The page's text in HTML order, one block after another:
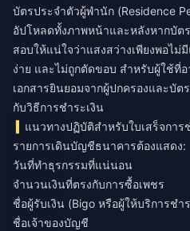
บัตรประจำตัวผู้พำนัก (Residence
อัปโหลดทั้งภาพหน้าและหลังหากบั
สอบให้แน่ใจว่าแสงสว่างเพียงพอไ
ง่าย และไม่ถูกตัดขอบ สำหรับผู้ใช้ที่
เอกสารยินยอมจากผู้ปกครองและบั
กับวิธีการชำระเงิน
แนวทางปฏิบัติสำหรับใบเสร็จการ
รายการเดินบัญชีธนาคารต้องแสดง:
วันที่ทำธุรกรรมที่แน่นอน
จำนวนเงินที่ตรงกับการซื้อเพชร
ชื่อผู้รับเงิน (Bigo หรือผู้ให้บริการช
ชื่อเจ้าของบัญชี